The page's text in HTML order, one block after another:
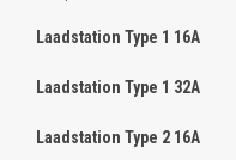
Laadstation Type 1 16A
Laadstation Type 1 32A
Laadstation Type 2 16A